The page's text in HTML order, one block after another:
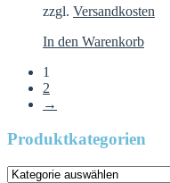
zzgl. Versandkosten
In den Warenkorb
1
2
→
Produktkategorien